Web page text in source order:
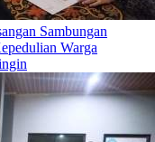
Sambungan
Warga